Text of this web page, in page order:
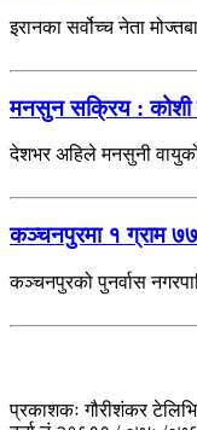
इरानका सर्वोच्च नेता
मनसुन सक्रिय : कोशी र
देशभर अहिले मनसुनी
कञ्चनपुरमा १ ग्राम
कञ्चनपुरको पुनर्वास
प्रकाशकः गौरीशंकर